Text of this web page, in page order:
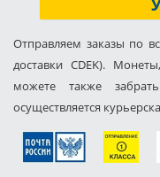
Отправляем заказы по
доставки CDEK).
можете также
осуществляется